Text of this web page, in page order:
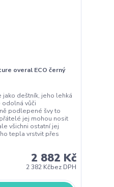
overal ECO černý
jako deštník, jeho lehká
odolná vůči
podlepené švy to
jej mohou nosit
všichni ostatní jej
tepla vrstvit přes
2 882 Kč
2 382 Kčbez DPH